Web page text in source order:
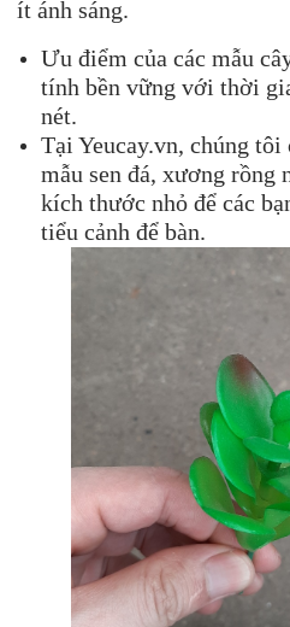
ít ánh sáng.
Ưu điểm của các mẫu
tính bền vững với thời
nét.
Tại Yeucay.vn, chúng tôi
mẫu sen đá, xương rồng
kích thước nhỏ để các
tiểu cảnh để bàn.